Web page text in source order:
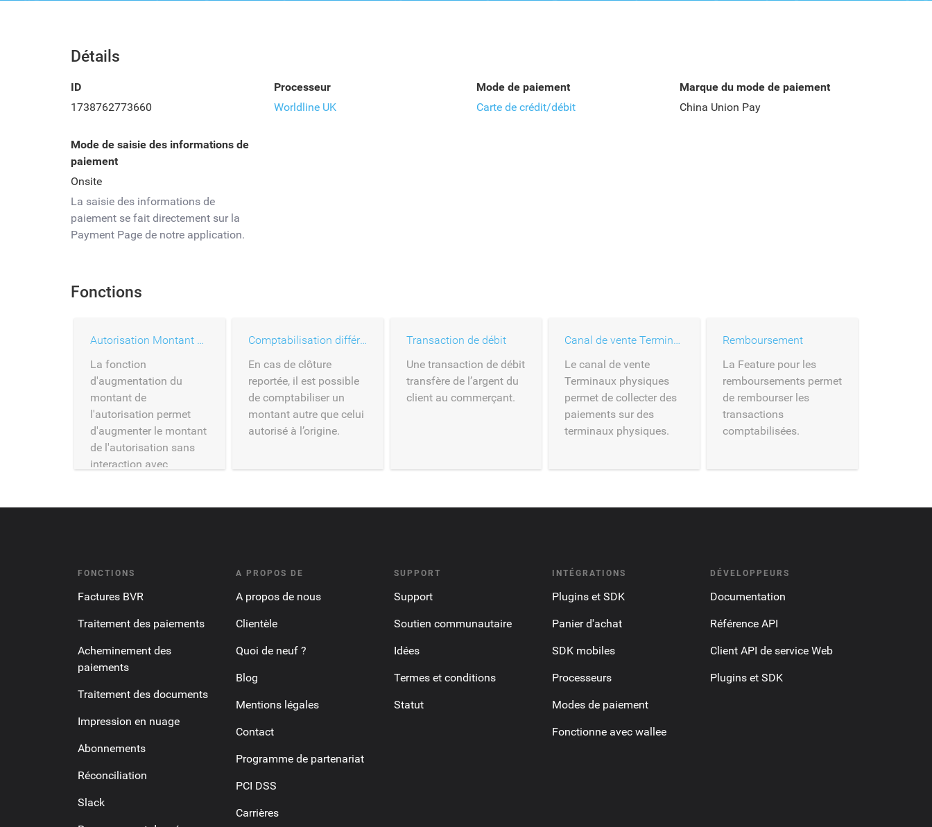
Détails
ID
1738762773660
Processeur
Worldline UK
Mode de paiement
Carte de crédit/débit
Marque du mode de paiement
China Union Pay
Mode de saisie des informations de
paiement
Onsite
La saisie des informations de
paiement se fait directement sur la
Payment Page de notre application.
Fonctions
Autorisation Montant Augmentation
La fonction
d'augmentation du
montant de
l'autorisation permet
d'augmenter le montant
de l'autorisation sans
interaction avec
Comptabilisation différée
En cas de clôture
reportée, il est possible
de comptabiliser un
montant autre que celui
autorisé à l’origine.
Transaction de débit
Une transaction de débit
transfère de l’argent du
client au commerçant.
Canal de vente Terminaux physiques
Le canal de vente
Terminaux physiques
permet de collecter des
paiements sur des
terminaux physiques.
Remboursement
La Feature pour les
remboursements permet
de rembourser les
transactions
comptabilisées.
FONCTIONS
Factures BVR
Traitement des paiements
Acheminement des
paiements
Traitement des documents
Impression en nuage
Abonnements
Réconciliation
Slack
A PROPOS DE
A propos de nous
Clientèle
Quoi de neuf ?
Blog
Mentions légales
Contact
Programme de partenariat
PCI DSS
Carrières
SUPPORT
Support
Soutien communautaire
Idées
Termes et conditions
Statut
INTÉGRATIONS
Plugins et SDK
Panier d'achat
SDK mobiles
Processeurs
Modes de paiement
Fonctionne avec wallee
DÉVELOPPEURS
Documentation
Référence API
Client API de service Web
Plugins et SDK